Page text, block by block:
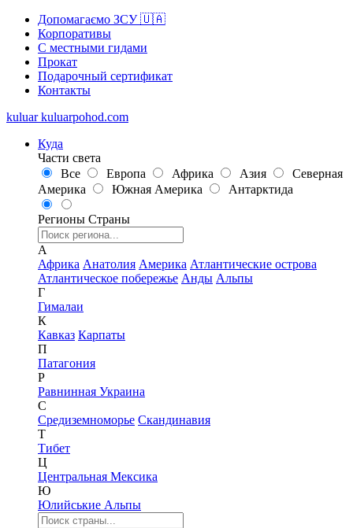
Допомагаємо ЗСУ 🇺🇦
Корпоративы
С местными гидами
Прокат
Подарочный сертификат
Контакты
kuluar kuluarpohod.com
Куда
Части света
Все
Европа Африка Азия
Северная
Америка
Южная Америка Антарктида
Регионы Страны
А
Африка Анатолия Америка Атлантические острова
Атлантическое побережье Анды Альпы
Г
Гималаи
К
Кавказ Карпаты
П
Патагония
Р
Равнинная Украина
С
Средиземноморье Скандинавия
Т
Тибет
Ц
Центральная Мексика
Ю
Юлийськие Альпы